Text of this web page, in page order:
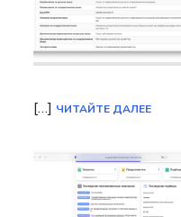
[…] ЧИТАЙТЕ ДАЛЕЕ